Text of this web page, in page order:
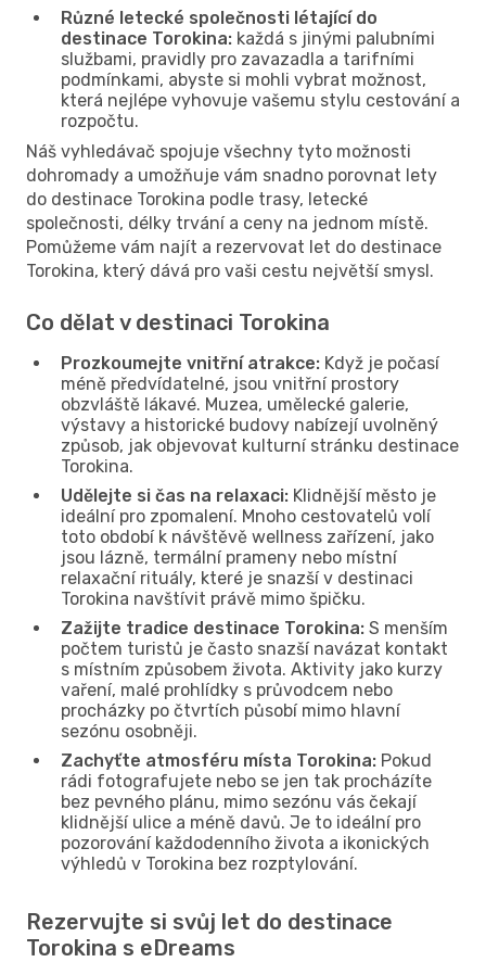
Různé letecké společnosti létající do
destinace Torokina: každá s jinými palubními
službami, pravidly pro zavazadla a tarifními
podmínkami, abyste si mohli vybrat možnost,
která nejlépe vyhovuje vašemu stylu cestování a
rozpočtu.
Náš vyhledávač spojuje všechny tyto možnosti
dohromady a umožňuje vám snadno porovnat lety
do destinace Torokina podle trasy, letecké
společnosti, délky trvání a ceny na jednom místě.
Pomůžeme vám najít a rezervovat let do destinace
Torokina, který dává pro vaši cestu největší smysl.
Co dělat v destinaci Torokina
Prozkoumejte vnitřní atrakce: Když je počasí
méně předvídatelné, jsou vnitřní prostory
obzvláště lákavé. Muzea, umělecké galerie,
výstavy a historické budovy nabízejí uvolněný
způsob, jak objevovat kulturní stránku destinace
Torokina.
Udělejte si čas na relaxaci: Klidnější město je
ideální pro zpomalení. Mnoho cestovatelů volí
toto období k návštěvě wellness zařízení, jako
jsou lázně, termální prameny nebo místní
relaxační rituály, které je snazší v destinaci
Torokina navštívit právě mimo špičku.
Zažijte tradice destinace Torokina: S menším
počtem turistů je často snazší navázat kontakt
s místním způsobem života. Aktivity jako kurzy
vaření, malé prohlídky s průvodcem nebo
procházky po čtvrtích působí mimo hlavní
sezónu osobněji.
Zachyťte atmosféru místa Torokina: Pokud
rádi fotografujete nebo se jen tak procházíte
bez pevného plánu, mimo sezónu vás čekají
klidnější ulice a méně davů. Je to ideální pro
pozorování každodenního života a ikonických
výhledů v Torokina bez rozptylování.
Rezervujte si svůj let do destinace
Torokina s eDreams